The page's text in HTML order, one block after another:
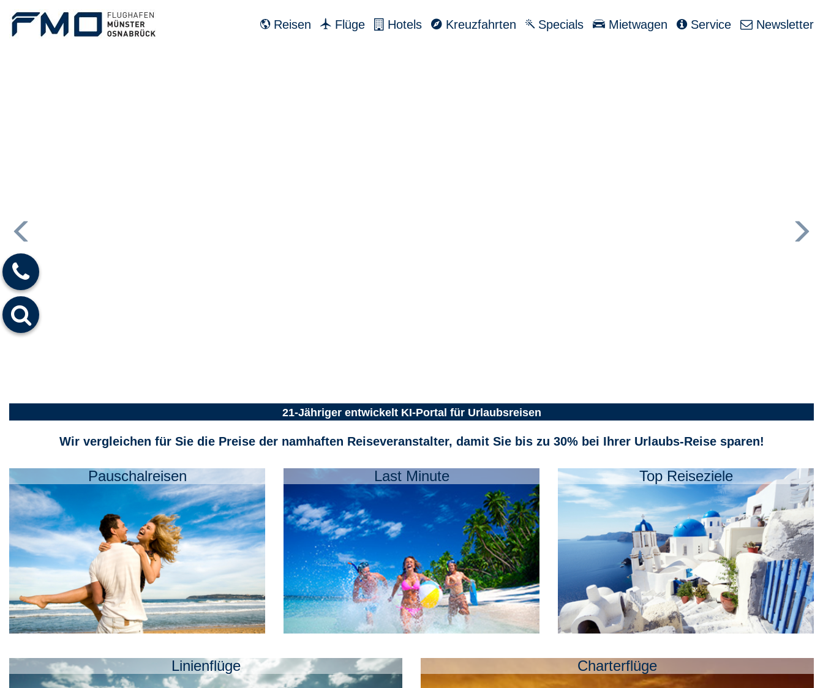
Reisen Flüge Hotels Kreuzfahrten Specials Mietwagen Service Newsletter
21-Jähriger entwickelt KI-Portal für Urlaubsreisen
Wir vergleichen für Sie die Preise der namhaften Reiseveranstalter, damit Sie bis zu 30% bei Ihrer Urlaubs-Reise sparen!
Pauschalreisen Last Minute Top Reiseziele
Linienflüge Charterflüge